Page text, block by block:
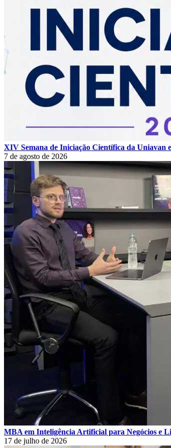
XIV Semana de Iniciação Científica da Uniavan
7 de agosto de 2026
MBA em Inteligência Artificial para Negócios e
17 de julho de 2026